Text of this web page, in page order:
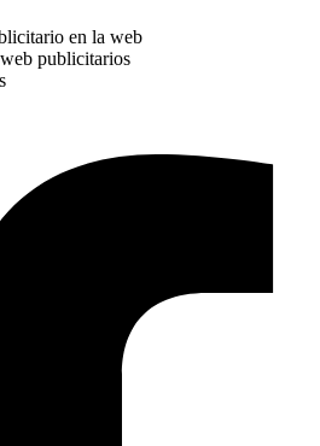
en la web
publicitarios